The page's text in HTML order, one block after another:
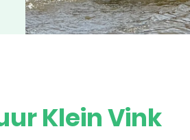
Klein Vink